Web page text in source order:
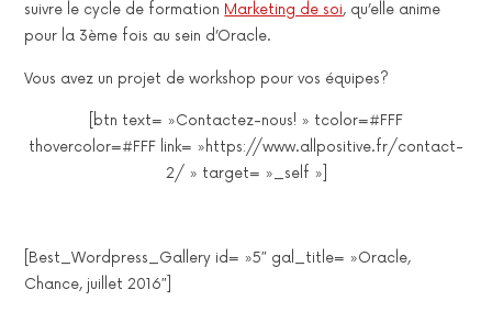
suivre le cycle de formation Marketing de soi, qu’elle anime
pour la 3ème fois au sein d’Oracle.
Vous avez un projet de workshop pour vos équipes?
[btn text= »Contactez-nous! » tcolor=#FFF
thovercolor=#FFF link= »https://www.allpositive.fr/contact-
2/ » target= »_self »]
[Best_Wordpress_Gallery id= »5″ gal_title= »Oracle,
Chance, juillet 2016″]